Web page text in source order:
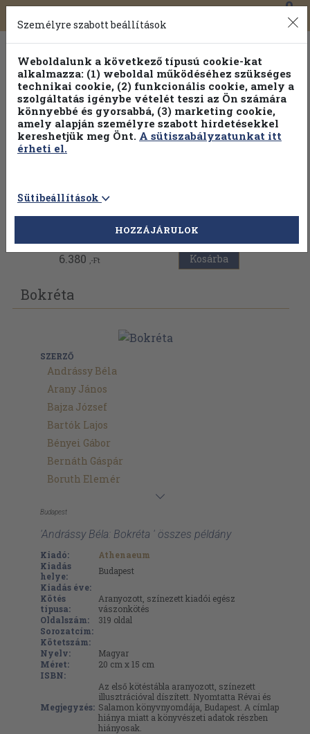
Toggle
navigation
0
Vissza az előző oldalra
6.380 ,-Ft Kosárba
Bokréta
SZERZŐ
Andrássy Béla
Arany János
Bajza József
Bartók Lajos
Bényei Gábor
Bernáth Gáspár
Boruth Elemér
Budapest
'Andrássy Béla: Bokréta ' összes példány
Kiadó:
Athenaeum
Kiadás
helye:
Budapest
Kiadás éve:
Kötés
típusa:
Aranyozott, színezett kiadói egész
vászonkötés
Oldalszám:
319 oldal
Sorozatcím:
Kötetszám:
Nyelv:
Magyar
Méret:
20 cm x 15 cm
ISBN:
Megjegyzés:
Az első kötéstábla aranyozott, színezett
illusztrációval díszített. Nyomtatta Révai és
Salamon könyvnyomdája, Budapest. A címlap
hiánya miatt a könyvészeti adatok részben
hiányosak.
Személyre szabott beállítások
Weboldalunk a következő típusú cookie-kat
alkalmazza: (1) weboldal működéséhez szükséges
technikai cookie, (2) funkcionális cookie, amely a
szolgáltatás igénybe vételét teszi az Ön számára
könnyebbé és gyorsabbá, (3) marketing cookie,
amely alapján személyre szabott hirdetésekkel
kereshetjük meg Önt. A sütiszabályzatunkat itt
érheti el.
Sütibeállítások
HOZZÁJÁRULOK